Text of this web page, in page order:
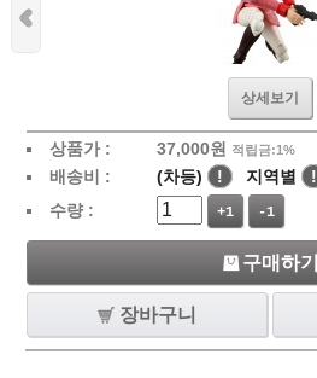
상세보기
상품가 : 37,000원 적립금:1%
배송비 : (차등) ! 지역별
!
수량 :
+1 -1
구매하기
장바구니